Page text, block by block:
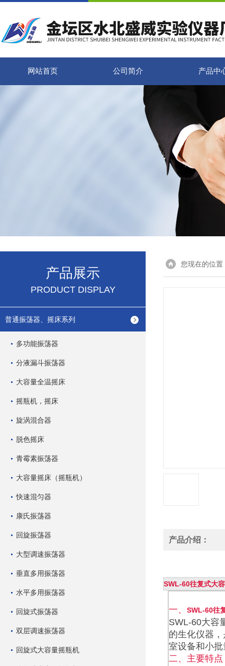
网站首页 公司简介 产品中
产品展示
PRODUCT DISPLAY
普通振荡器、摇床系列
多功能振荡器
分液漏斗振荡器
大容量全温摇床
摇瓶机，摇床
旋涡混合器
脱色摇床
青霉素振荡器
大容量摇床（摇瓶机）
快速混匀器
康氏振荡器
回旋振荡器
大型调速振荡器
垂直多用振荡器
水平多用振荡器
回旋式振荡器
双层调速振荡器
回旋式大容量摇瓶机
您现在的位置
产品介绍：
SWL-60往复式大
一、 SWL-60往
SWL-60大容
的生化仪器
室设备和小
二、主要特点